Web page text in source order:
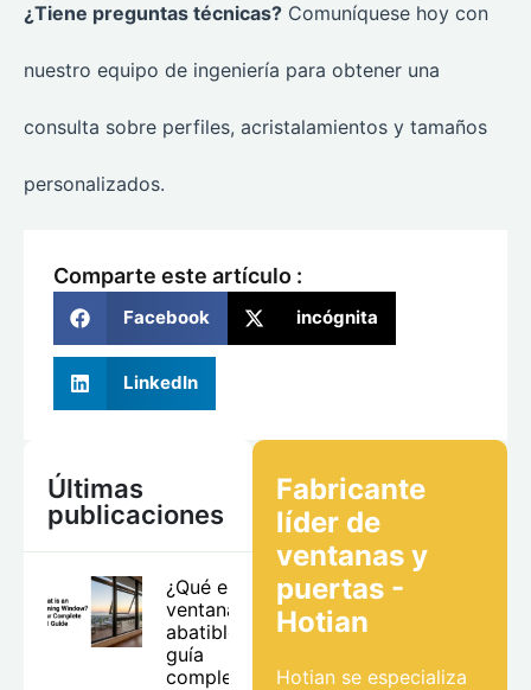
¿Tiene preguntas técnicas? Comuníquese hoy con
nuestro equipo de ingeniería para obtener una
consulta sobre perfiles, acristalamientos y tamaños
personalizados.
Comparte este artículo :
Facebook incógnita
LinkedIn
Últimas
publicaciones
¿Qué es una
ventana
abatible? Tu
guía
completa
Fabricante
líder de
ventanas y
puertas -
Hotian
Hotian se especializa